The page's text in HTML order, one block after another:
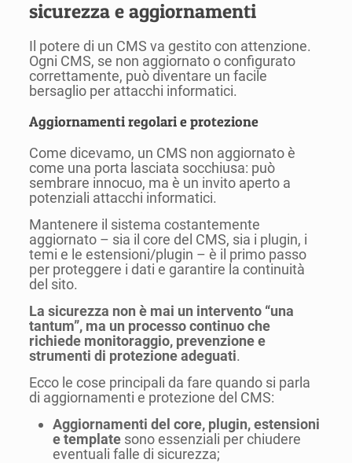
sicurezza e aggiornamenti
Il potere di un CMS va gestito con attenzione.
Ogni CMS, se non aggiornato o configurato
correttamente, può diventare un facile
bersaglio per attacchi informatici.
Aggiornamenti regolari e protezione
Come dicevamo, un CMS non aggiornato è
come una porta lasciata socchiusa: può
sembrare innocuo, ma è un invito aperto a
potenziali attacchi informatici.
Mantenere il sistema costantemente
aggiornato – sia il core del CMS, sia i plugin, i
temi e le estensioni/plugin – è il primo passo
per proteggere i dati e garantire la continuità
del sito.
La sicurezza non è mai un intervento “una
tantum”, ma un processo continuo che
richiede monitoraggio, prevenzione e
strumenti di protezione adeguati.
Ecco le cose principali da fare quando si parla
di aggiornamenti e protezione del CMS:
Aggiornamenti del core, plugin, estensioni
e templatesono essenziali per chiudere
eventuali falle di sicurezza;